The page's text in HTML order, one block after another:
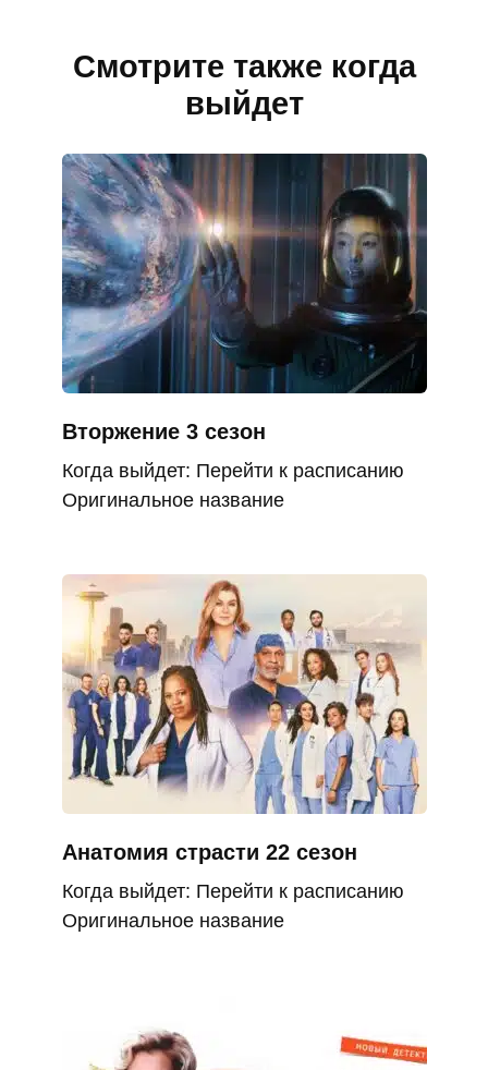
Смотрите также когда
выйдет
Вторжение 3 сезон
Когда выйдет: Перейти к расписанию
Оригинальное название
Анатомия страсти 22 сезон
Когда выйдет: Перейти к расписанию
Оригинальное название